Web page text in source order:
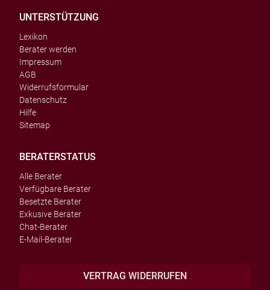
UNTERSTÜTZUNG
Lexikon
Berater werden
Impressum
AGB
Widerrufsformular
Datenschutz
Hilfe
Sitemap
BERATERSTATUS
Alle Berater
Verfügbare Berater
Besetzte Berater
Exkusive Berater
Chat-Berater
E-Mail-Berater
VERTRAG WIDERRUFEN